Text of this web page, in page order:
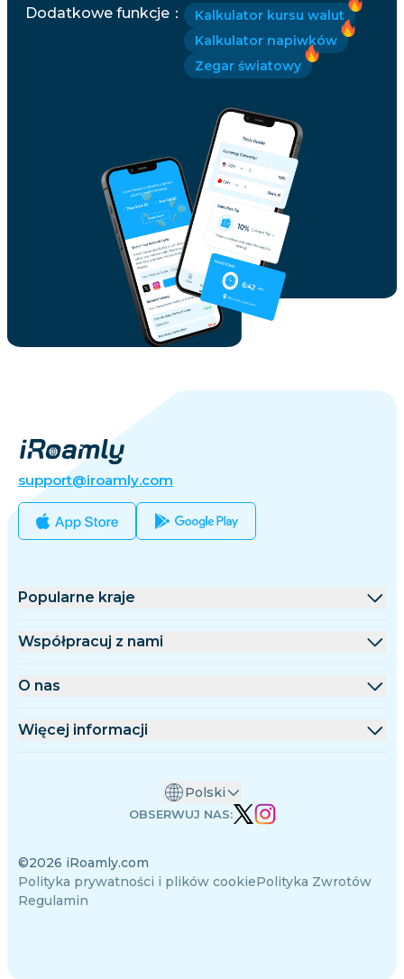
Dodatkowe funkcje ：
Kalkulator kursu walut
Kalkulator napiwków
Zegar światowy
support@iroamly.com
Popularne kraje
Stany Zjednoczone
Francja
Indie
Hiszpania
Współpracuj z nami
Platforma hurtowa
Dokumentacja API
O nas
O iRoamly
Więcej informacji
Zespół autorów
Obsługiwane urządzenia eSIM
©2026 iRoamly.com
Polityka prywatności i plików cookiePolityka Zwrotów
Regulamin
Polski
OBSERWUJ NAS: